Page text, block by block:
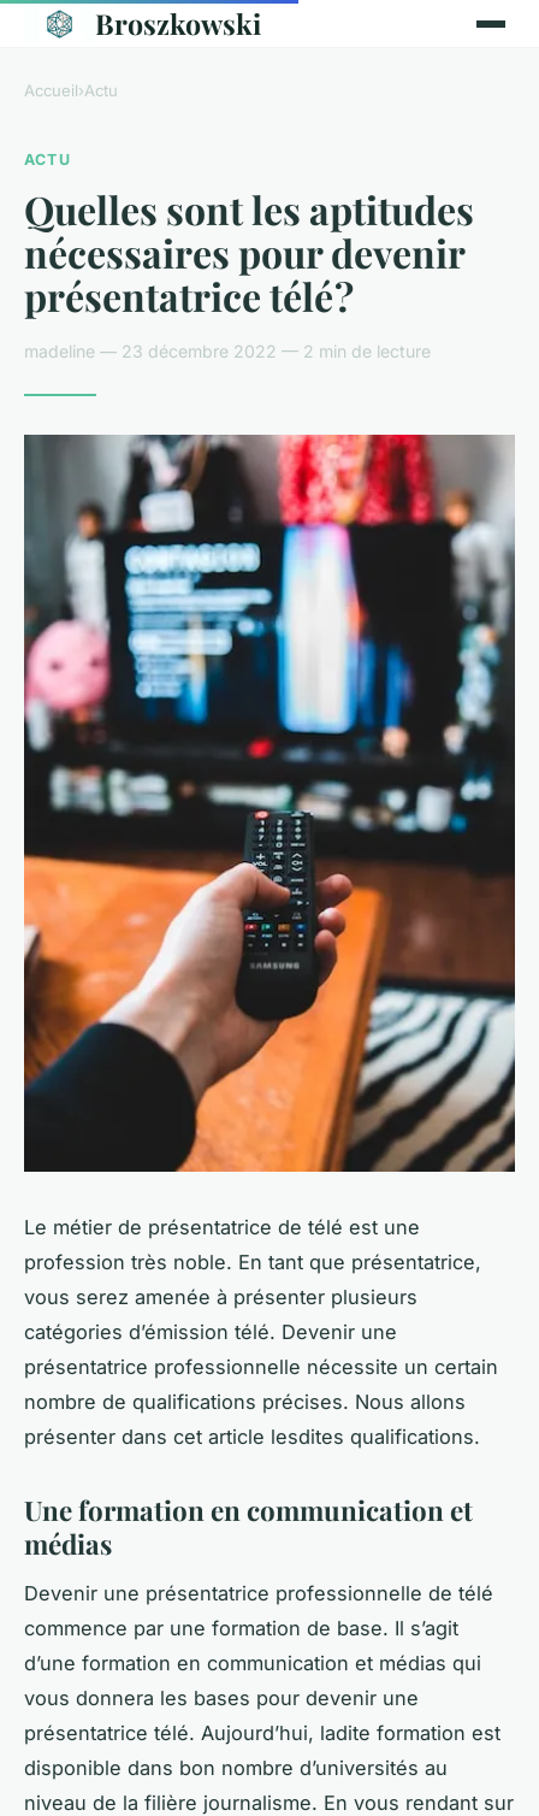
Broszkowski
Accueil›Actu
ACTU
Quelles sont les aptitudes
nécessaires pour devenir
présentatrice télé ?
madeline — 23 décembre 2022 — 2 min de lecture
Le métier de présentatrice de télé est une
profession très noble. En tant que présentatrice,
vous serez amenée à présenter plusieurs
catégories d’émission télé. Devenir une
présentatrice professionnelle nécessite un certain
nombre de qualifications précises. Nous allons
présenter dans cet article lesdites qualifications.
Une formation en communication et
médias
Devenir une présentatrice professionnelle de télé
commence par une formation de base. Il s’agit
d’une formation en communication et médias qui
vous donnera les bases pour devenir une
présentatrice télé. Aujourd’hui, ladite formation est
disponible dans bon nombre d’universités au
niveau de la filière journalisme. En vous rendant sur